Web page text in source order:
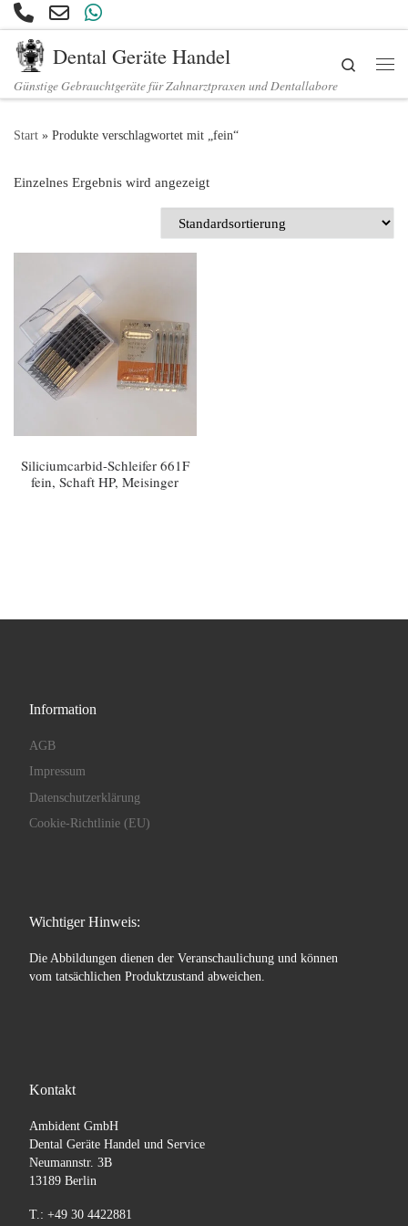
Zum Inhalt springen
Dental Geräte Handel
Günstige Gebrauchtgeräte für Zahnarztpraxen und Dentallabore
Search
Start » Produkte verschlagwortet mit „fein“
Einzelnes Ergebnis wird angezeigt
Siliciumcarbid-Schleifer 661F
fein, Schaft HP, Meisinger
Information
AGB
Impressum
Datenschutzerklärung
Cookie-Richtlinie (EU)
Wichtiger Hinweis:
Die Abbildungen dienen der Veranschaulichung und können
vom tatsächlichen Produktzustand abweichen.
Kontakt
Ambident GmbH
Dental Geräte Handel und Service
Neumannstr. 3B
13189 Berlin
T.: +49 30 4422881